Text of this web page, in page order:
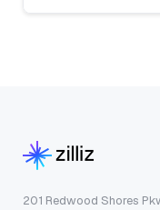
201 Redwood Shores